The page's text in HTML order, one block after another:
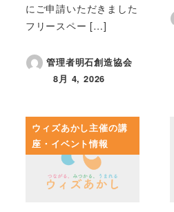
にご申請いただきました
フリースペー […]
管理者明石創造協会
投稿日
8月 4, 2026
ウィズあかし主催の講
座・イベント情報